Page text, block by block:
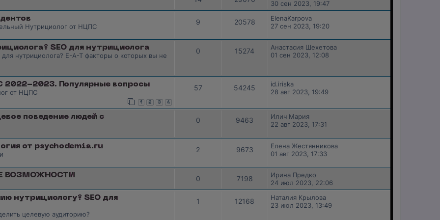
30 сен 2023, 19:47
Нутрициолог от НЦПС
9 20578
ElenaKarpova
27 сен 2023, 19:20
SEO для нутрициолога
нутрициолога? E-A-T факторы о которых вы не
0 15274
Анастасия Шехетова
01 сен 2023, 12:08
2022-2023. Популярные вопросы
от НЦПС
1 2 3 4
57 54245
id.iriska
28 авг 2023, 19:49
поведение людей с 0 9463
Илич Мария
22 авг 2023, 17:31
от psychodemia.ru
2 9673
Елена Жестянникова
01 авг 2023, 17:33
ВОЗМОЖНОСТИ 0 7198
Ирина Предко
24 июл 2023, 22:06
нутрициологу? SEO для
целевую аудиторию?
1 12168
Наталия Крылова
23 июл 2023, 13:49